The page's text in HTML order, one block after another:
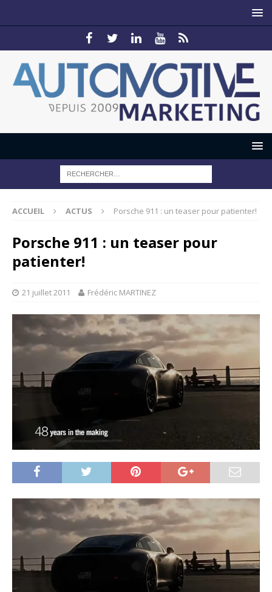
ACCUEIL ACTUS Porsche 911 : un teaser pour patienter!
Porsche 911 : un teaser pour
patienter!
21 juillet 2011 Frédéric MARTINEZ